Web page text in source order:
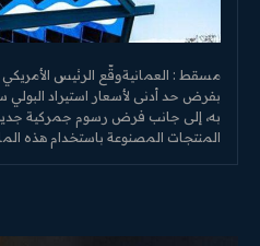
مسقط : العمانيةوقّع الرئيس الأمريكي
بفرض حد أدنى لأسعار استيراد
المنتجات المصنوعة باستخدام هذه